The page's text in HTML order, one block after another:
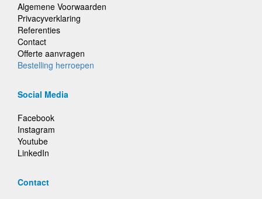
Algemene Voorwaarden
Privacyverklaring
Referenties
Contact
Offerte aanvragen
Bestelling herroepen
Social Media
Facebook
Instagram
Youtube
LinkedIn
Contact